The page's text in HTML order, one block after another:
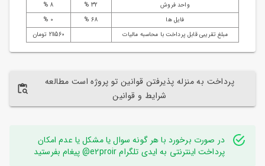
واحد فروش
32 %
8 %
فایل ها
68 %
0 %
مبلغ تقریبی قابل پرداخت با محاسبه مالیات
211560 تومان
پرداخت به منزله پذیرفتن قوانین تو پروژه است مطالعه
شرایط و قوانین
در صورت برخورد با هر گونه سوال یا مشکل یا عدم امکان
پرداخت اینترنتی به ایدی تلگرام e2proir@ پیغام بفرستید